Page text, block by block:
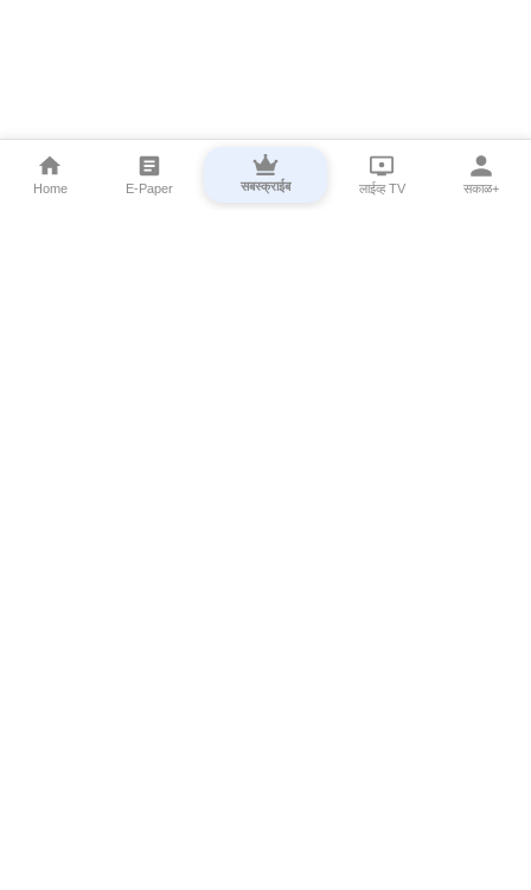
Home E-Paper सबस्क्राईब लाईव्ह TV सकाळ+